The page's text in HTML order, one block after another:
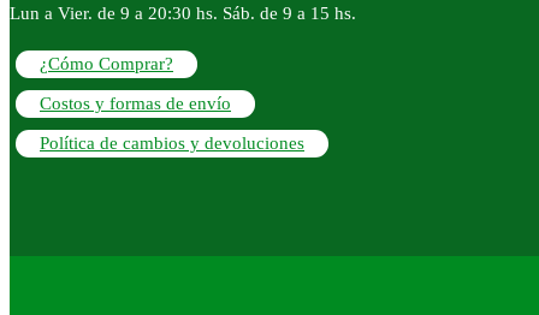
Lun a Vier. de 9 a 20:30 hs. Sáb. de 9 a 15 hs.
¿Cómo Comprar?
Costos y formas de envío
Política de cambios y devoluciones